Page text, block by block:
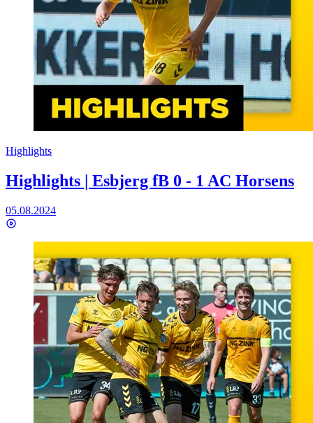
Highlights
Highlights | Esbjerg fB 0 - 1 AC Horsens
05.08.2024